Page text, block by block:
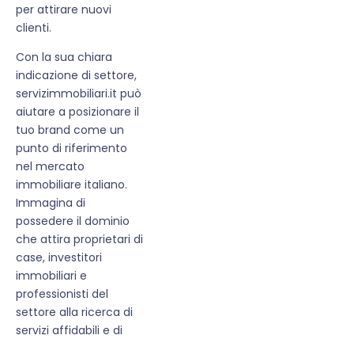
per attirare nuovi
clienti.
Con la sua chiara
indicazione di settore,
servizimmobiliari.it può
aiutare a posizionare il
tuo brand come un
punto di riferimento
nel mercato
immobiliare italiano.
Immagina di
possedere il dominio
che attira proprietari di
case, investitori
immobiliari e
professionisti del
settore alla ricerca di
servizi affidabili e di